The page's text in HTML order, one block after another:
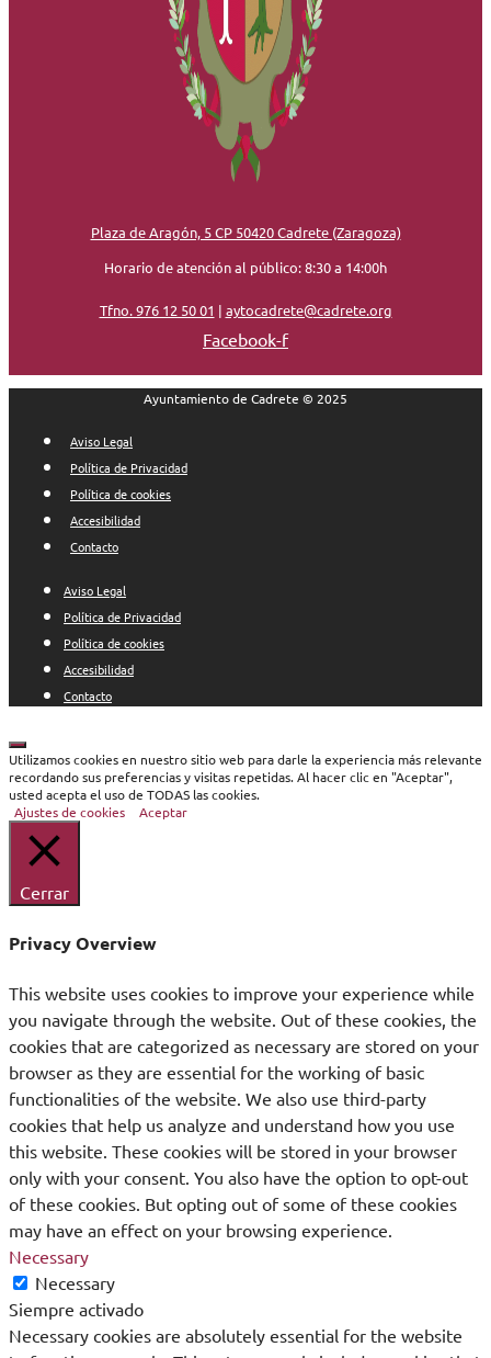
Plaza de Aragón, 5 CP 50420 Cadrete (Zaragoza)
Horario de atención al público: 8:30 a 14:00h
Tfno. 976 12 50 01 | aytocadrete@cadrete.org
Facebook-f
Ayuntamiento de Cadrete © 2025
Aviso Legal
Política de Privacidad
Política de cookies
Accesibilidad
Contacto
Aviso Legal
Política de Privacidad
Política de cookies
Accesibilidad
Contacto
Cerrar
Utilizamos cookies en nuestro sitio web para darle la experiencia más relevante
recordando sus preferencias y visitas repetidas. Al hacer clic en "Aceptar",
usted acepta el uso de TODAS las cookies.
Ajustes de cookies
Aceptar
Cerrar
Privacy Overview
This website uses cookies to improve your experience while
you navigate through the website. Out of these cookies, the
cookies that are categorized as necessary are stored on your
browser as they are essential for the working of basic
functionalities of the website. We also use third-party
cookies that help us analyze and understand how you use
this website. These cookies will be stored in your browser
only with your consent. You also have the option to opt-out
of these cookies. But opting out of some of these cookies
may have an effect on your browsing experience.
Necessary
Necessary
Siempre activado
Necessary cookies are absolutely essential for the website